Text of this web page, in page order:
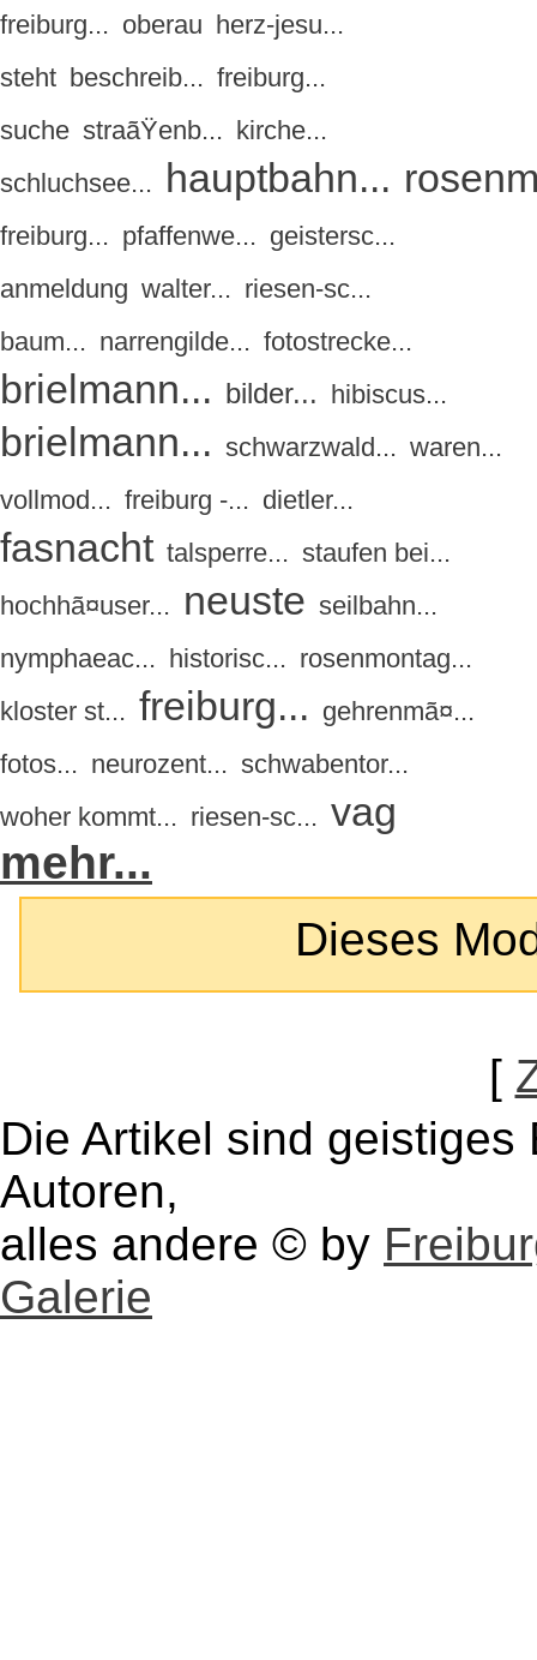
freiburg... oberau herz-jesu...
steht beschreib... freiburg...
suche straãŸenb... kirche...
schluchsee... hauptbahn...
freiburg... pfaffenwe... geistersc...
anmeldung walter... riesen-sc...
baum... narrengilde... fotostrecke...
brielmann... bilder... hibiscus...
brielmann... schwarzwald... waren...
vollmod... freiburg -... dietler...
fasnacht talsperre... staufen bei...
hochhã¤user... neuste seilbahn...
nymphaeac... historisc... rosenmontag...
kloster st... freiburg... gehrenmã¤...
fotos... neurozent... schwabentor...
woher kommt... riesen-sc... vag
mehr...
Dieses
[
Die Artikel sind
Autoren,
alles andere © by
Galerie